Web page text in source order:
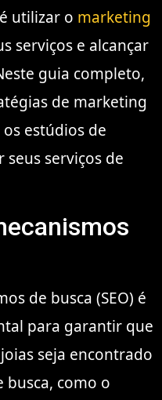
utilizar o marketing
serviços e alcançar
guia completo,
de marketing
estúdios de
seus serviços de
de busca (SEO) é
para garantir que
seja encontrado
busca, como o